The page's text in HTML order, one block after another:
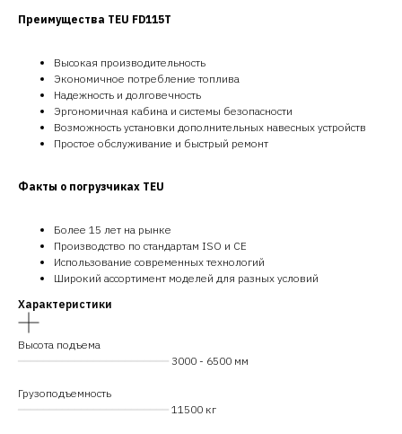
Преимущества TEU FD115T
Высокая производительность
Экономичное потребление топлива
Надежность и долговечность
Эргономичная кабина и системы безопасности
Возможность установки дополнительных навесных устройств
Простое обслуживание и быстрый ремонт
Факты о погрузчиках TEU
Более 15 лет на рынке
Производство по стандартам ISO и CE
Использование современных технологий
Широкий ассортимент моделей для разных условий
Характеристики
Высота подъема
━━━━━━━━━━━━━━━━━━━━━━━━ 3000 - 6500 мм
Грузоподъемность
━━━━━━━━━━━━━━━━━━━━━━━━ 11500 кг